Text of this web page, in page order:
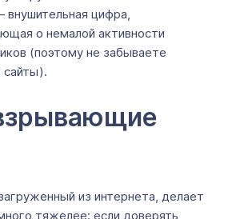
внушительная цифра,
о немалой активности
(поэтому не забываете
сайты).
из интернета, делает
тяжелее: если доверять